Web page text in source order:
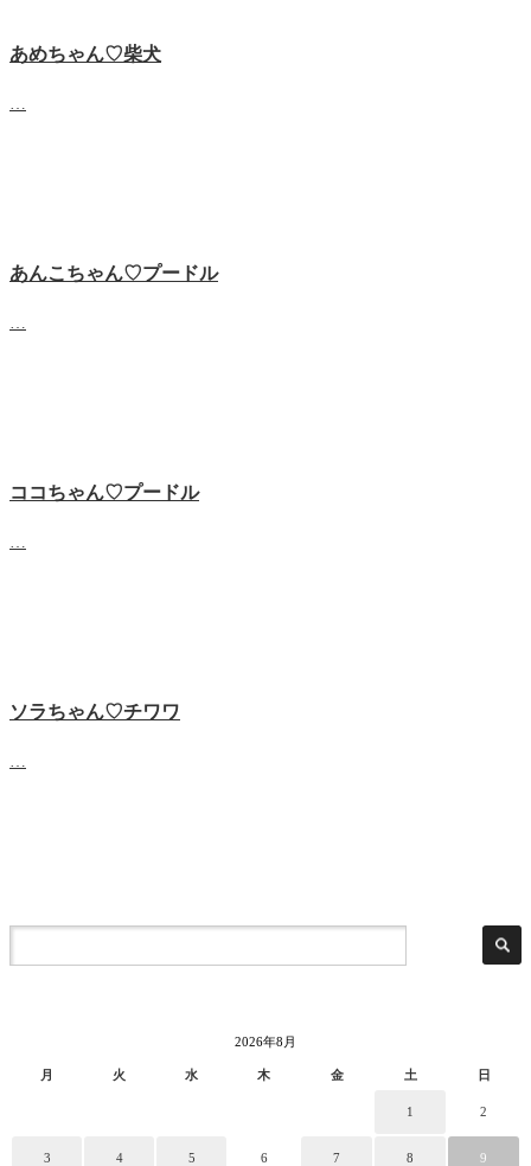
あめちゃん♡‬柴犬
あんこちゃん♡‬プードル
ココちゃん♡‬プードル
ソラちゃん♡‬チワワ
2026年8月
月 火 水 木 金 土 日
1 2
3 4 5 6 7 8 9